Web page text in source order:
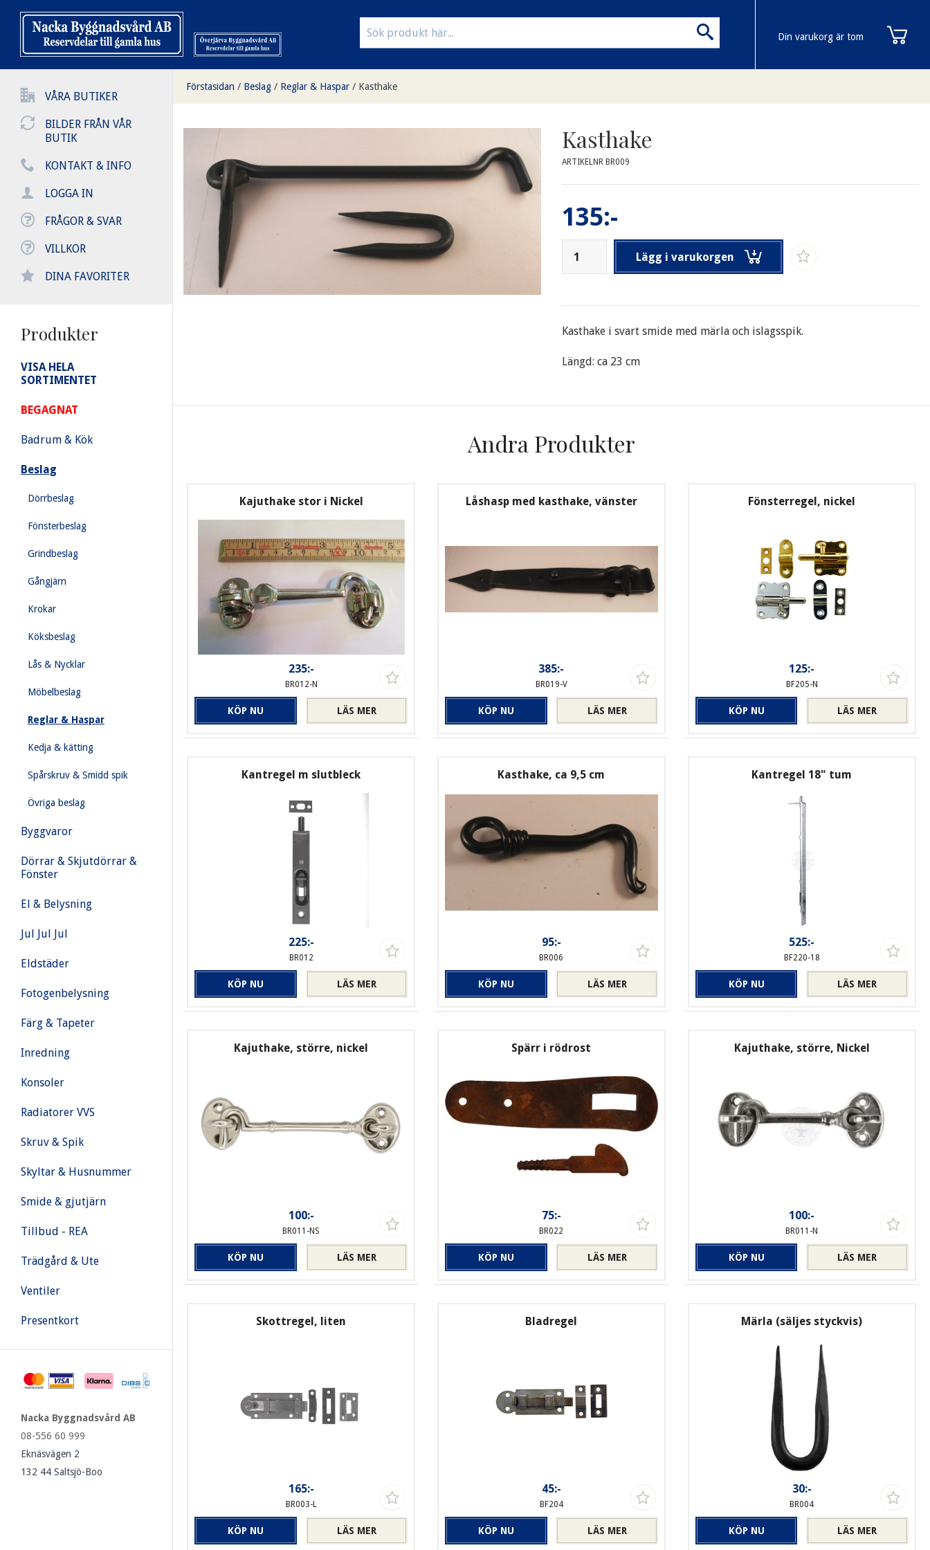
VÅRA BUTIKER
BILDER FRÅN VÅR
BUTIK
KONTAKT & INFO
LOGGA IN
FRÅGOR & SVAR
VILLKOR
DINA FAVORITER
Produkter
VISA HELA
SORTIMENTET
BEGAGNAT
Badrum & Kök
Beslag
Dörrbeslag
Fönsterbeslag
Grindbeslag
Gångjärn
Krokar
Köksbeslag
Lås & Nycklar
Möbelbeslag
Reglar & Haspar
Kedja & kätting
Spårskruv & Smidd spik
Övriga beslag
Byggvaror
Dörrar & Skjutdörrar &
Fönster
El & Belysning
Jul Jul Jul
Eldstäder
Fotogenbelysning
Färg & Tapeter
Inredning
Konsoler
Radiatorer VVS
Skruv & Spik
Skyltar & Husnummer
Smide & gjutjärn
Tillbud - REA
Trädgård & Ute
Ventiler
Presentkort
Nacka Byggnadsvård AB
08-556 60 999
Eknäsvägen 2
132 44 Saltsjö-Boo
Din varukorg är tom
Förstasidan / Beslag / Reglar & Haspar / Kasthake
Kasthake
ARTIKELNR BR009
135:-
Lägg i varukorgen
Kasthake i svart smide med märla och islagsspik.
Längd: ca 23 cm
Andra Produkter
Kajuthake stor i Nickel
235:-
BR012-N
LÄS MER
KÖP NU
Låshasp med kasthake, vänster
385:-
BR019-V
LÄS MER
KÖP NU
Fönsterregel, nickel
125:-
BF205-N
LÄS MER
KÖP NU
Kantregel m slutbleck
225:-
BR012
LÄS MER
KÖP NU
Kasthake, ca 9,5 cm
95:-
BR006
LÄS MER
KÖP NU
Kantregel 18" tum
525:-
BF220-18
LÄS MER
KÖP NU
Kajuthake, större, nickel
100:-
BR011-NS
LÄS MER
KÖP NU
Spärr i rödrost
75:-
BR022
LÄS MER
KÖP NU
Kajuthake, större, Nickel
100:-
BR011-N
LÄS MER
KÖP NU
Skottregel, liten
165:-
BR003-L
LÄS MER
KÖP NU
Bladregel
45:-
BF204
LÄS MER
KÖP NU
Märla (säljes styckvis)
30:-
BR004
LÄS MER
KÖP NU